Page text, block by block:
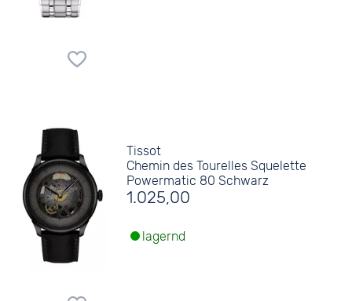
Tissot
Chemin des Tourelles Squelette
Powermatic 80 Schwarz
1.025,00
lagernd